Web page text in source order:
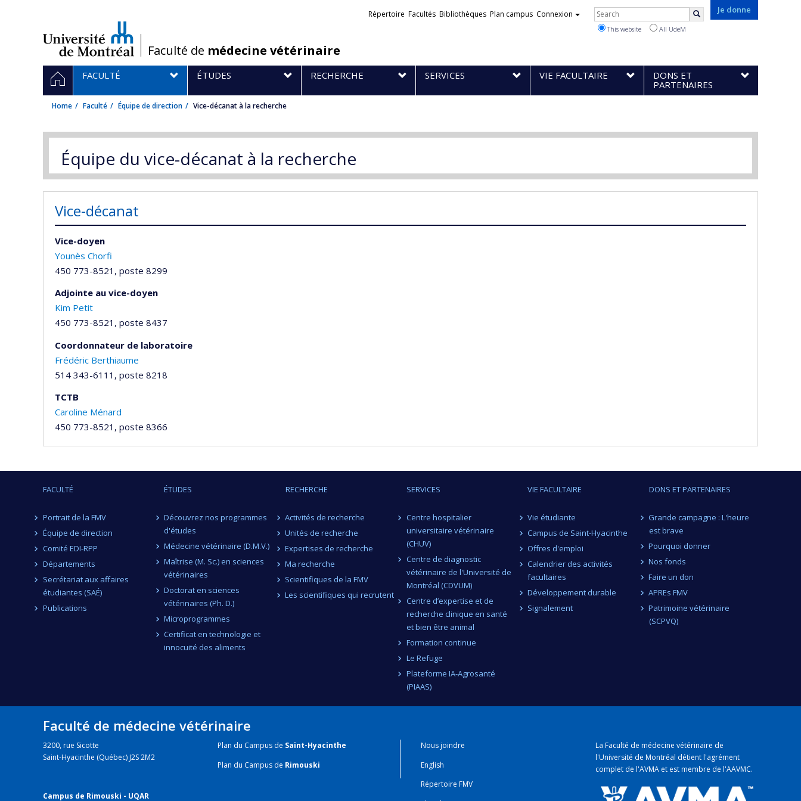
/Faculté de médecine vétérinaire
Je donne
Liens
Répertoire Facultés Bibliothèques Plan campus Connexion Rechercher
This website All UdeM
Navigation
principale
HOMEFACULTÉ ÉTUDES RECHERCHE SERVICES VIE FACULTAIRE
DONS ET
PARTENAIRES
Home Faculté Équipe de direction Vice-décanat à la recherche
Équipe du vice-décanat à la recherche
Vice-décanat
Vice-doyen
Younès Chorfi
450 773-8521, poste 8299
Adjointe au vice-doyen
Kim Petit
450 773-8521, poste 8437
Coordonnateur de laboratoire
Frédéric Berthiaume
514 343-6111, poste 8218
TCTB
Caroline Ménard
450 773-8521, poste 8366
FACULTÉ
Portrait de la FMV
Équipe de direction
Comité EDI-RPP
Départements
Secrétariat aux affaires
étudiantes (SAÉ)
Publications
ÉTUDES
Découvrez nos programmes
d'études
Médecine vétérinaire (D.M.V.)
Maîtrise (M. Sc.) en sciences
vétérinaires
Doctorat en sciences
vétérinaires (Ph. D.)
Microprogrammes
Certificat en technologie et
innocuité des aliments
RECHERCHE
Activités de recherche
Unités de recherche
Expertises de recherche
Ma recherche
Scientifiques de la FMV
Les scientifiques qui recrutent
SERVICES
Centre hospitalier
universitaire vétérinaire
(CHUV)
Centre de diagnostic
vétérinaire de l'Université de
Montréal (CDVUM)
Centre d’expertise et de
recherche clinique en santé
et bien être animal
Formation continue
Le Refuge
Plateforme IA-Agrosanté
(PIAAS)
VIE FACULTAIRE
Vie étudiante
Campus de Saint-Hyacinthe
Offres d'emploi
Calendrier des activités
facultaires
Développement durable
Signalement
DONS ET PARTENAIRES
Grande campagne : L'heure
est brave
Pourquoi donner
Nos fonds
Faire un don
APREs FMV
Patrimoine vétérinaire
(SCPVQ)
Faculté de médecine vétérinaire
3200, rue Sicotte
Saint-Hyacinthe (Québec) J2S 2M2
Campus de Rimouski - UQAR
Plan du Campus de Saint-Hyacinthe
Plan du Campus de Rimouski
Nous joindre
English
Répertoire FMV
La Faculté de médecine vétérinaire de
l'Université de Montréal détientl'agrément
complet de l'AVMA et est membre de l'AAVMC.